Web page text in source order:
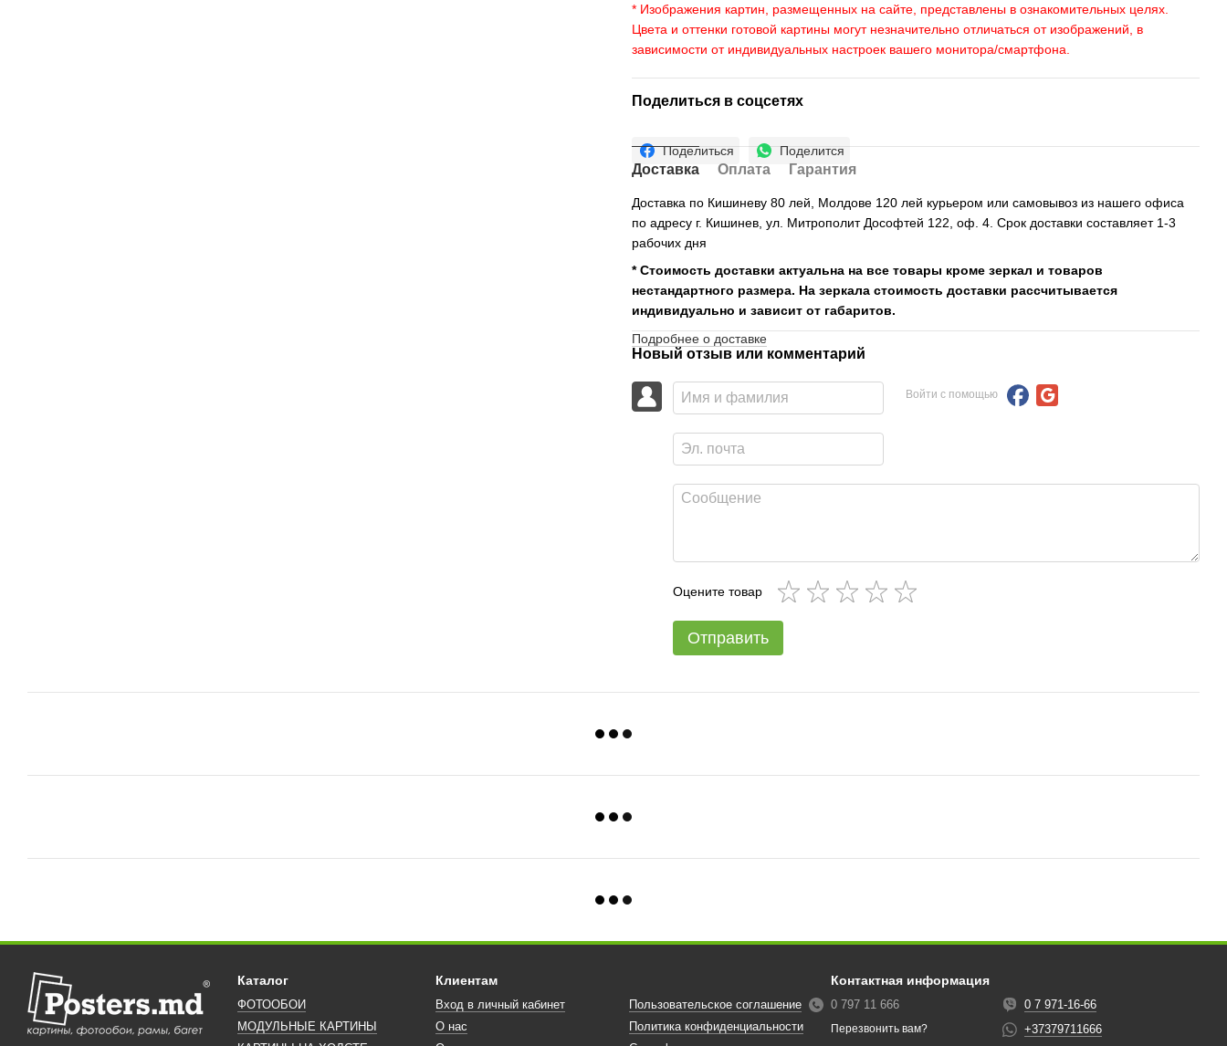
* Изображения картин, размещенных на сайте, представлены в ознакомительных целях.
Цвета и оттенки готовой картины могут незначительно отличаться от изображений, в
зависимости от индивидуальных настроек вашего монитора/смартфона.
Поделиться в соцсетях
Поделиться Поделится
Доставка Оплата Гарантия
Доставка по Кишиневу 80 лей, Молдове 120 лей курьером или самовывоз из нашего офиса
по адресу г. Кишинев, ул. Митрополит Дософтей 122, оф. 4. Срок доставки составляет 1-3
рабочих дня
* Стоимость доставки актуальна на все товары кроме зеркал и товаров
нестандартного размера. На зеркала стоимость доставки рассчитывается
индивидуально и зависит от габаритов.
Подробнее о доставке
Новый отзыв или комментарий
Войти с помощью
Оцените товар
Отправить
Каталог
ФОТООБОИ
МОДУЛЬНЫЕ КАРТИНЫ
Клиентам
Вход в личный кабинет
О нас
Пользовательское соглашение
Политика конфиденциальности
Контактная информация
0 797 11 666
Перезвонить вам?
0 7 971-16-66
+37379711666